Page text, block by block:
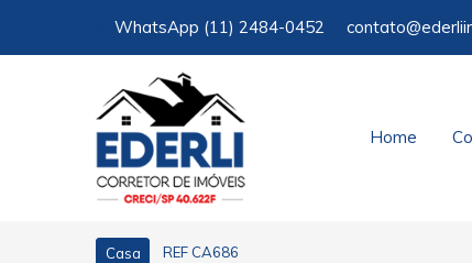
WhatsApp (11) 2484-0452
Home
Casa REF CA686